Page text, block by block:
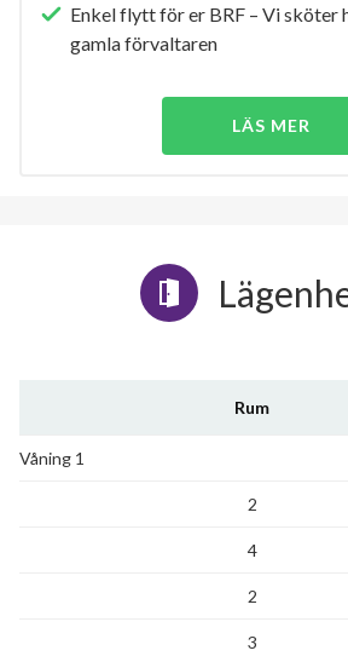
Enkel flytt för er BRF – Vi sköter
gamla förvaltaren
LÄS MER
Rum
Våning 1
2
4
2
3